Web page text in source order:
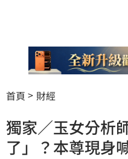
首頁 財經
獨家／玉女分析
了」？本尊現身